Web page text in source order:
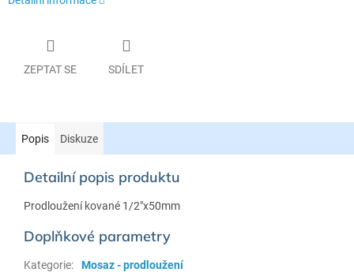
ZEPTAT SE SDÍLET
Popis Diskuze
Detailní popis produktu
Prodloužení kované 1/2"x50mm
Doplňkové parametry
Kategorie:
Mosaz - prodloužení